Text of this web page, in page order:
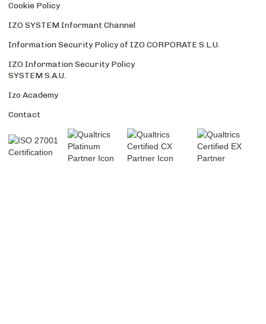
Cookie Policy
IZO SYSTEM Informant Channel
Information Security Policy of IZO CORPORATE S.L.U.
IZO Information Security Policy
SYSTEM S.A.U.
Izo Academy
Contact